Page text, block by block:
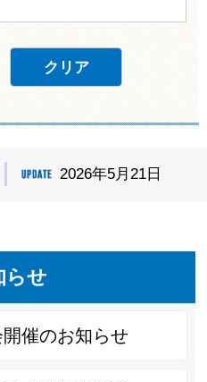
2026年5月21日
らせ
催のお知らせ